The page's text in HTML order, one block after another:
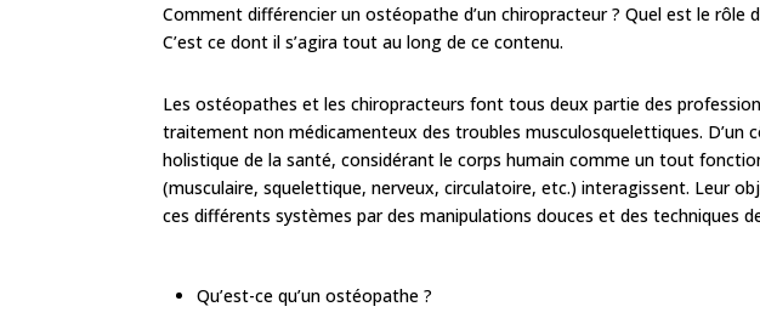
Comment différencier un ostéopathe d’un chiropracteur ? Quel est le rôle
C’est ce dont il s’agira tout au long de ce contenu.
Les ostéopathes et les chiropracteurs font tous deux partie des
traitement non médicamenteux des troubles musculosquelettiques.
holistique de la santé, considérant le corps humain comme un tout
(musculaire, squelettique, nerveux, circulatoire, etc.) interagissent. Leur
ces différents systèmes par des manipulations douces et des techniques
Qu’est-ce qu’un ostéopathe ?